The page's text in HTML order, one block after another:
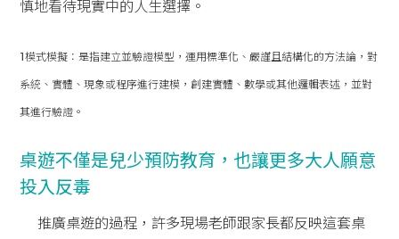
慎地看待現實中的人生選擇。
1模式模擬：是指建立並驗證模型，運用標準化、嚴謹且結構化的方法論，對
系統、實體、現象或程序進行建模，創建實體、數學或其他邏輯表述，並對
其進行驗證。
桌遊不僅是兒少預防教育，也讓更多大人願意
投入反毒
推廣桌遊的過程，許多現場老師跟家長都反映這套桌